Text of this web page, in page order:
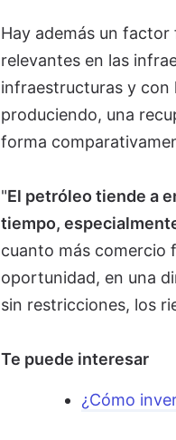
Hay además un factor
relevantes en las
infraestructuras y con
produciendo, una
forma
"El petróleo tiende a
tiempo,
cuanto más comercio
oportunidad, en una
sin restricciones, los
Te puede interesar
¿Cómo